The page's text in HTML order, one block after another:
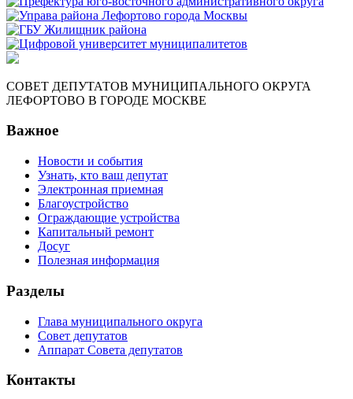
СОВЕТ ДЕПУТАТОВ МУНИЦИПАЛЬНОГО ОКРУГА
ЛЕФОРТОВО В ГОРОДЕ МОСКВЕ
Важное
Новости и события
Узнать, кто ваш депутат
Электронная приемная
Благоустройство
Ограждающие устройства
Капитальный ремонт
Досуг
Полезная информация
Разделы
Глава муниципального округа
Совет депутатов
Аппарат Совета депутатов
Контакты